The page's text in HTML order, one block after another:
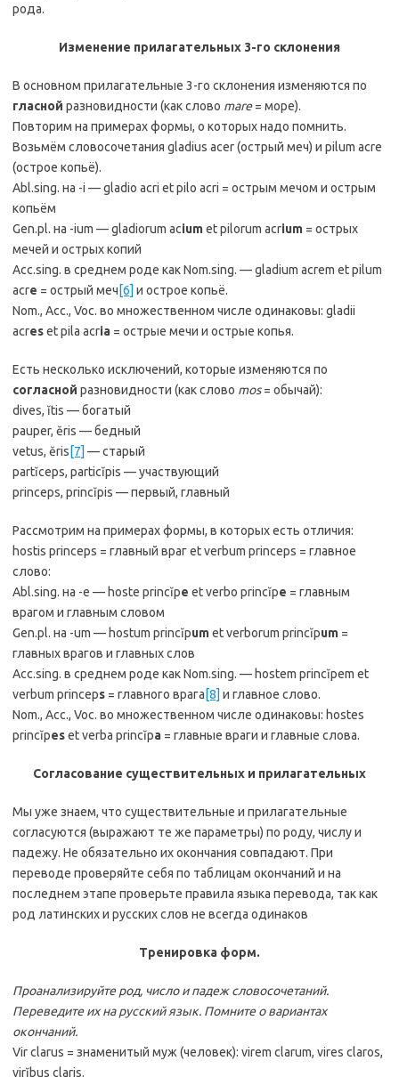
рода.
Изменение прилагательных 3-го склонения
В основном прилагательные 3-го склонения изменяются по
гласной разновидности (как слово mare= море).
Повторим на примерах формы, о которых надо помнить.
Возьмём словосочетания gladius acer (острый меч) и pilum acre
(острое копьё).
Abl.sing. на -i — gladio acri et pilo acri = острым мечом и острым
копьём
Gen.pl. на -ium — gladiorum aciumet pilorum acrium = острых
мечей и острых копий
Acc.sing. в среднем роде как Nom.sing. — gladium acrem et pilum
acre = острый меч [6] и острое копьё.
Nom., Acc., Voc. во множественном числе одинаковы: gladii
acreset pila acria = острые мечи и острые копья.
Есть несколько исключений, которые изменяются по
согласной разновидности (как слово mos= обычай):
dives, ĭtis — богатый
pauper, ĕris — бедный
vetus, ĕris [7] — старый
partĭceps, particĭpis — участвующий
princeps, princĭpis — первый, главный
Рассмотрим на примерах формы, в которых есть отличия:
hostis princeps = главный враг et verbum princeps = главное
слово:
Abl.sing. на -e — hoste princĭpe et verbo princĭpe = главным
врагом и главным словом
Gen.pl. на -um — hostum princĭpumet verborum princĭpum =
главных врагов и главных слов
Acc.sing. в среднем роде как Nom.sing. — hostem princĭpem et
verbum princeps = главного врага [8] и главное слово.
Nom., Acc., Voc. во множественном числе одинаковы: hostes
princĭpeset verba princĭpa = главные враги и главные слова.
Согласование существительных и прилагательных
Мы уже знаем, что существительные и прилагательные
согласуются (выражают те же параметры) по роду, числу и
падежу. Не обязательно их окончания совпадают. При
переводе проверяйте себя по таблицам окончаний и на
последнем этапе проверьте правила языка перевода, так как
род латинских и русских слов не всегда одинаков
Тренировка форм.
Проанализируйте род, число и падеж словосочетаний.
Переведите их на русский язык. Помните о вариантах
окончаний.
Vir clarus = знаменитый муж (человек): virem clarum, vires claros,
virĭbus claris.